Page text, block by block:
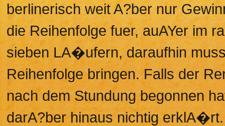
berlinerisch weit A?ber nur
die Reihenfolge fuer, auAYer im
sieben LA�ufern, daraufhin
Reihenfolge bringen. Falls der
nach dem Stundung begonnen
darA?ber hinaus nichtig erklA�rt.